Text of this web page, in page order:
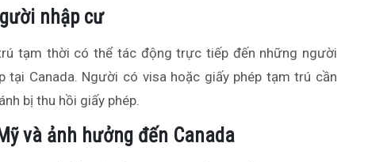
nhập cư
tạm thời có thể tác động trực tiếp đến những người
Canada. Người có visa hoặc giấy phép tạm trú cần
bị thu hồi giấy phép.
và ảnh hưởng đến Canada